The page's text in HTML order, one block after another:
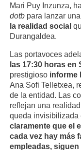
Mari Puy Inzunza,
dotb para lanzar una
la realidad social
Durangaldea.
Las portavoces
las 17:30 horas en
prestigioso informe
Ana Sofi Telletxea,
de la entidad. Las
reflejan una
queda invisibilizada
claramente que el
cada vez hay más
empleadas,